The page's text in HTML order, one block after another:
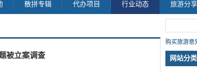
散拼专辑 代办项目 行业动态 旅游分享
被立案调查
购买旅游意
网站分类